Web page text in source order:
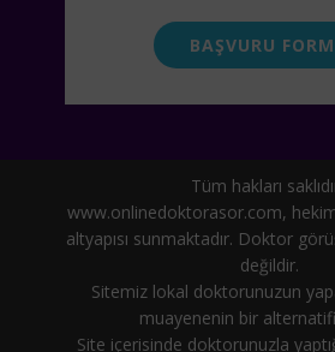
BAŞVURU
Tüm hakları
www.onlinedoktorasor.com,
altyapısı sunmaktadır. Doktor
değildir.
Sitemiz lokal doktorunuzun
muayenenin bir
Site içerisinde doktorunuzla